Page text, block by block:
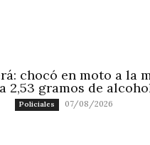
chocó en moto a la
2,53 gramos de
Policiales 07/08/2026